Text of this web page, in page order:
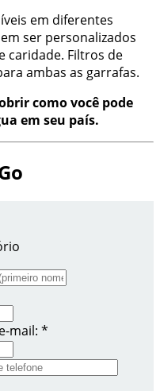
em diferentes
ser personalizados
caridade. Filtros de
ambas as garrafas.
como você pode
em seu país.
mail: *